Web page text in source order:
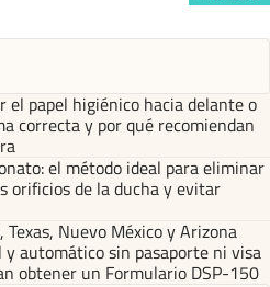
el papel higiénico hacia delante o
correcta y por qué recomiendan
el método ideal para eliminar
orificios de la ducha y evitar
Nuevo México y Arizona
automático sin pasaporte ni visa
obtener un Formulario DSP-150